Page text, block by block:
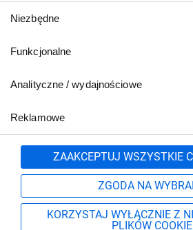
zgody
Niezbędne
Funkcjonalne
Analityczne / wydajnościowe
Reklamowe
ZAAKCEPTUJ WSZYSTKIE
ZGODA NA
KORZYSTAJ WYŁĄCZNIE Z
PLIKÓW COOKIE
801 500 700 lub
71
Formularz